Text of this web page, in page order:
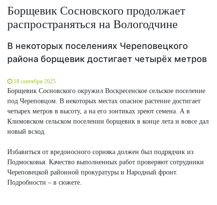
Борщевик Сосновского продолжает
распространяться на Вологодчине
В некоторых поселениях Череповецкого
района борщевик достигает четырёх метров
18 сентября 2025
Борщевик Сосновского окружил Воскресенское сельское поселение
под Череповцом. В некоторых местах опасное растение достигает
четырех метров в высоту, а на его зонтиках зреют семена. А в
Климовском сельском поселении борщевик в конце лета и вовсе дал
новый всход.
Избавиться от вредоносного сорняка должен был подрядчик из
Подмосковья. Качество выполненных работ проверяют сотрудники
Череповецкой районной прокуратуры и Народный фронт.
Подробности – в сюжете.